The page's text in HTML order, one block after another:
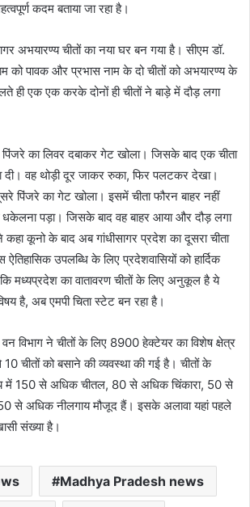
कदम बताया जा रहा है।
अभयारण्य चीतों का नया घर बन गया है। सीएम डॉ.
को पावक और प्रभास नाम के दो चीतों को अभयारण्य के
ही एक एक करके दोनों ही चीतों ने बाड़े में दौड़ लगा
पिंजरे का लिवर दबाकर गेट खोला। जिसके बाद एक चीता
दी। वह थोड़ी दूर जाकर रुका, फिर पलटकर देखा।
पिंजरे का गेट खोला। इसमें चीता फौरन बाहर नहीं
पड़ा। जिसके बाद वह बाहर आया और दौड़ लगा
कहा कूनो के बाद अब गांधीसागर प्रदेश का दूसरा चीता
उपलब्धि के लिए प्रदेशवासियों को हार्दिक
कि मध्यप्रदेश का वातावरण चीतों के लिए अनुकूल है ये
है, अब एमपी चिता स्टेट बन रहा है।
विभाग ने चीतों के लिए 8900 हेक्टेयर का विशेष क्षेत्र
चीतों को बसाने की व्यवस्था की गई है। चीतों के
में 150 से अधिक चीतल, 80 से अधिक चिंकारा, 50 से
से अधिक नीलगाय मौजूद हैं। इसके अलावा यहां पहले
संख्या है।
Madhya Pradesh news